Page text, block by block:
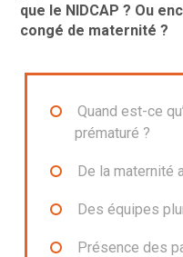
que le NIDCAP ? Ou
congé de maternité ?
Quand est-ce
prématuré ?
De la maternité
Des équipes
Présence des